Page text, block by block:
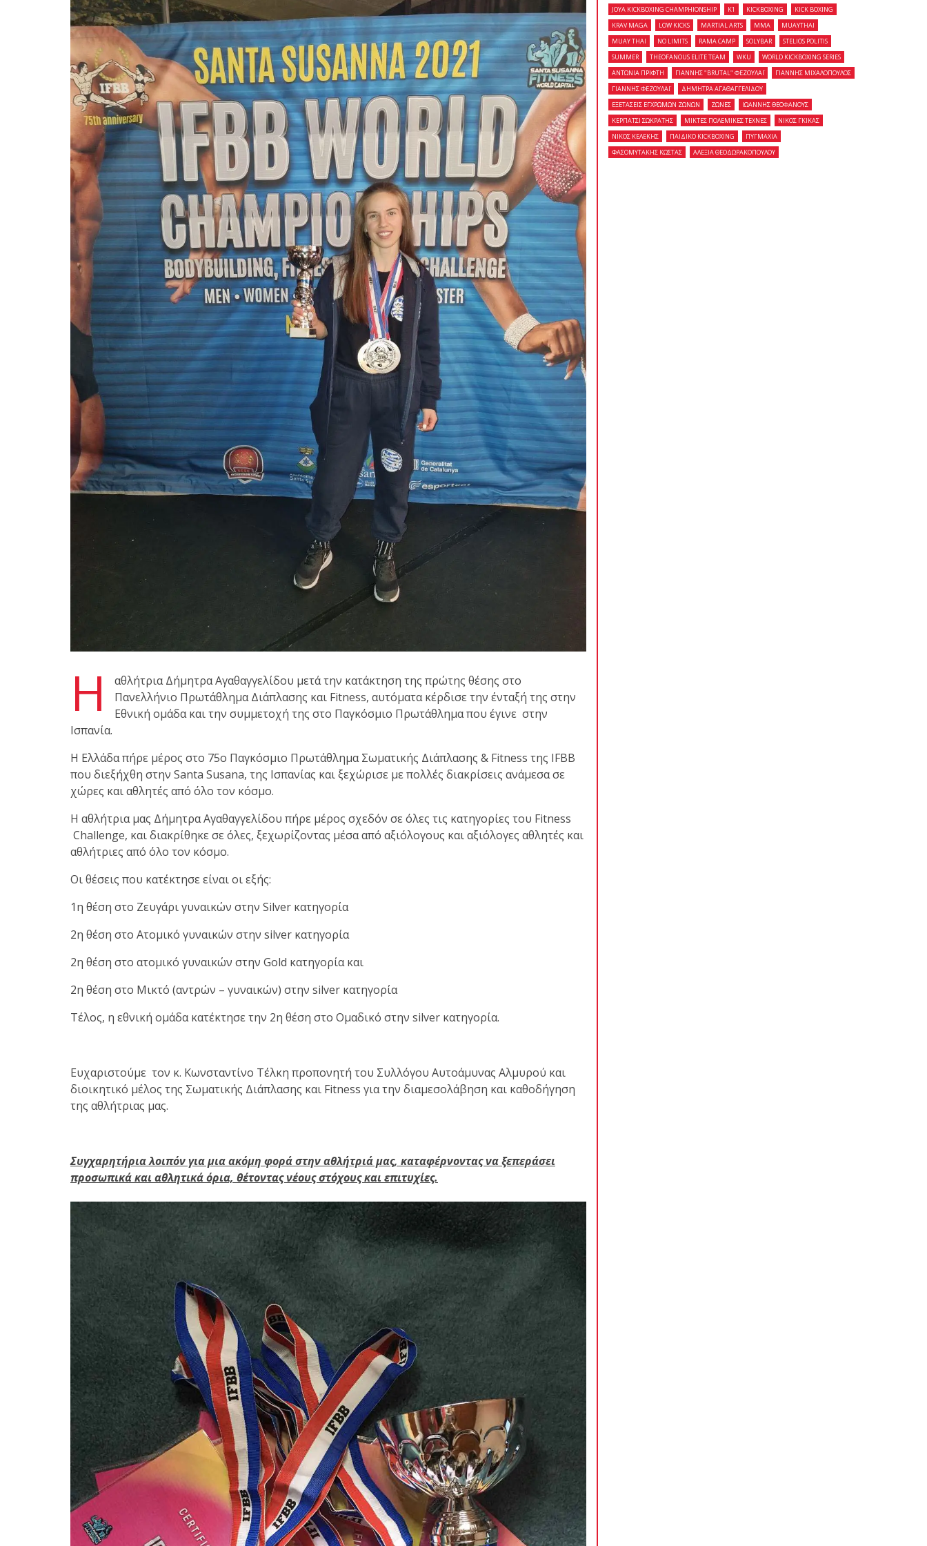
Με μεγάλη επιτυχία πραγματοποιήθηκε το κλειστό σεμινάριο
Brazilian Jiu-Jitsu με τον Grand Master Reyson Gracie στο Fight
Club Galatsi!
Ο Κορυφαίος Βραζιλιάνος προπονητής Reyson Gracie Red Belt
9th Degree, σε σεμινάριο BJJ για λίγους, στο Fight Club Galatsi..!
Η
αθλήτρια Δήμητρα Αγαθαγγελίδου μετά την κατάκτηση της πρώτης θέσης στο
Πανελλήνιο Πρωτάθλημα Διάπλασης και Fitness, αυτόματα κέρδισε την ένταξή της στην
Εθνική ομάδα και την συμμετοχή της στο Παγκόσμιο Πρωτάθλημα που έγινε στην
Ισπανία.
Η Ελλάδα πήρε μέρος στο 75ο Παγκόσμιο Πρωτάθλημα Σωματικής Διάπλασης & Fitness της IFBB
που διεξήχθη στην Santa Susana, της Ισπανίας και ξεχώρισε με πολλές διακρίσεις ανάμεσα σε
χώρες και αθλητές από όλο τον κόσμο.
Η αθλήτρια μας Δήμητρα Αγαθαγγελίδου πήρε μέρος σχεδόν σε όλες τις κατηγορίες του Fitness
Challenge, και διακρίθηκε σε όλες, ξεχωρίζοντας μέσα από αξιόλογους και αξιόλογες αθλητές και
αθλήτριες από όλο τον κόσμο.
Οι θέσεις που κατέκτησε είναι οι εξής:
1η θέση στο Ζευγάρι γυναικών στην Silver κατηγορία
2η θέση στο Ατομικό γυναικών στην silver κατηγορία
2η θέση στο ατομικό γυναικών στην Gold κατηγορία και
2η θέση στο Μικτό (αντρών – γυναικών) στην silver κατηγορία
Τέλος, η εθνική ομάδα κατέκτησε την 2η θέση στο Ομαδικό στην silver κατηγορία.
Ευχαριστούμε τον κ. Κωνσταντίνο Τέλκη προπονητή του Συλλόγου Αυτοάμυνας Αλμυρού και
διοικητικό μέλος της Σωματικής Διάπλασης και Fitness για την διαμεσολάβηση και καθοδήγηση
της αθλήτριας μας.
Συγχαρητήρια λοιπόν για μια ακόμη φορά στην αθλήτριά μας, καταφέρνοντας να ξεπεράσει
προσωπικά και αθλητικά όρια, θέτοντας νέους στόχους και επιτυχίες.
JOYA KICKBOXING CHAMPHIONSHIP
K1 KICKBOXING
KICK BOXING
KRAV MAGA
LOW KICKS MARTIAL ARTS MMA
MUAYTHAI
MUAY THAI
NO LIMITS RAMA CAMP SOLYBAR
STELIOS POLITIS
SUMMER
THEOFANOUS ELITE TEAM WKU
WORLD KICKBOXING SERIES
ΑΝΤΩΝΙΑ ΠΡΙΦΤΗ
ΓΙΑΝΝΗΣ "BRUTAL" ΦΕΖΟΥΛΑΪ
ΓΙΑΝΝΗΣ ΜΙΧΑΛΟΠΟΥΛΟΣ
ΓΙΑΝΝΗΣ ΦΕΖΟΥΛΑΪ
ΔΗΜΗΤΡΑ ΑΓΑΘΑΓΓΕΛΙΔΟΥ
ΕΞΕΤΑΣΕΙΣ ΕΓΧΡΩΜΩΝ ΖΩΝΩΝ
ΖΩΝΕΣ
ΙΩΑΝΝΗΣ ΘΕΟΦΑΝΟΥΣ
ΚΕΡΠΑΤΣΙ ΣΩΚΡΑΤΗΣ
ΜΙΚΤΕΣ ΠΟΛΕΜΙΚΕΣ ΤΕΧΝΕΣ
ΝΙΚΟΣ ΓΚΙΚΑΣ
ΝΙΚΟΣ ΚΕΛΕΚΗΣ
ΠΑΙΔΙΚΟ KICKBOXING
ΠΥΓΜΑΧΙΑ
ΦΑΣΟΜΥΤΑΚΗΣ ΚΩΣΤΑΣ
ΑΛΕΞΙΑ ΘΕΟΔΩΡΑΚΟΠΟΥΛΟΥ